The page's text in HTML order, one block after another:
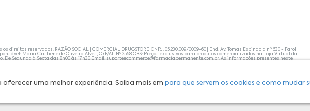
oferecer uma melhor experiência. Saiba mais empara que servem os cookies e como mudar
direitos reservados. RAZÃO SOCIAL | COMERCIAL DRUGSTORE|CNPJ: 05.230.009/0009-60 | End: Av. Tomas Espindola nº 630 - Farol
Maria Cristiene de Oliveira Alves, CRF/AL Nº 2558 OBS: Preços exclusivos para produtos comercializados na Loja Virtual da
Segunda à Sexta das 8h00 às 17h30 Email: suporteecommerce@farmaciapermanente.com.br. As informações presentes neste
e, de forma alguma, substituem as orientações de um profissional da área médica. Apenas o médico está capacitado para
adequado. Se os sintomas persistirem, um médico deve ser consultado. A Farmácia Permanente trabalha com as
para que você possa realizar suas compras com tranquilidade. A privacidade e a segurança dos clientes são compromissos da
estão sujeitos à confirmação da disponibilidade de produto em nosso estoque.